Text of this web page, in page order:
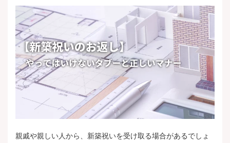
親戚や親しい人から、新築祝いを受け取る場合があるでしょ